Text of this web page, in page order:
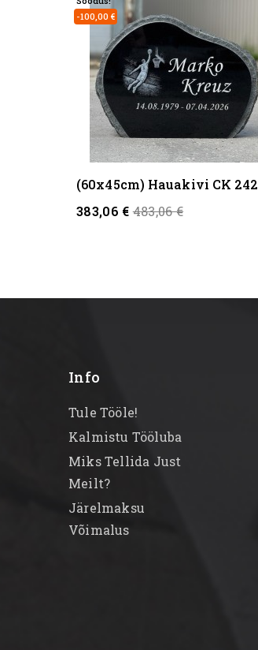
-100,00 €
(60x45cm) Hauakivi CK 242
383,06 €Regular
483,06 €
Info
Tule Tööle!
Kalmistu Tööluba
Miks Tellida Just
Meilt?
Järelmaksu
Võimalus